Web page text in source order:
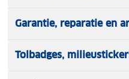
Garantie, reparatie en
Tolbadges,